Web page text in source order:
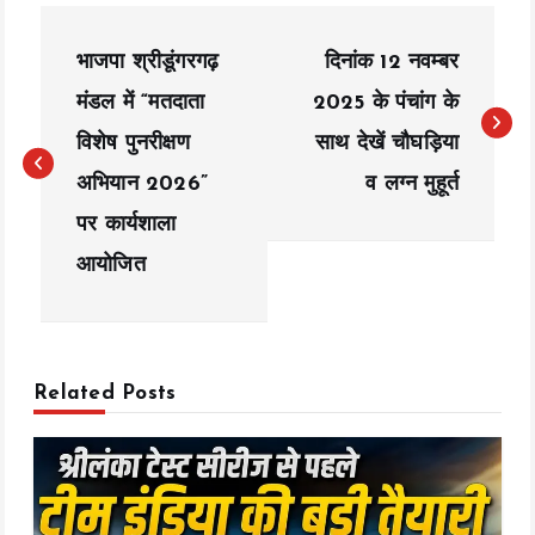
t
g
भाजपा श्रीडूंगरगढ़
मंडल में “मतदाता
विशेष पुनरीक्षण
अभियान 2026”
पर कार्यशाला
आयोजित
दिनांक 12 नवम्बर
2025 के पंचांग के
साथ देखें चौघड़िया
व लग्न मुहूर्त
Related Posts